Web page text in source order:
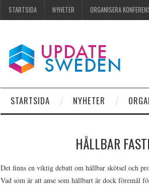
STARTSIDA NYHETER ORGANISERA
STARTSIDA NYHETER
HÅLLBAR
Det finns en viktig debatt om hållbar skötsel och
Vad som är att anse som hållbart är dock föremål